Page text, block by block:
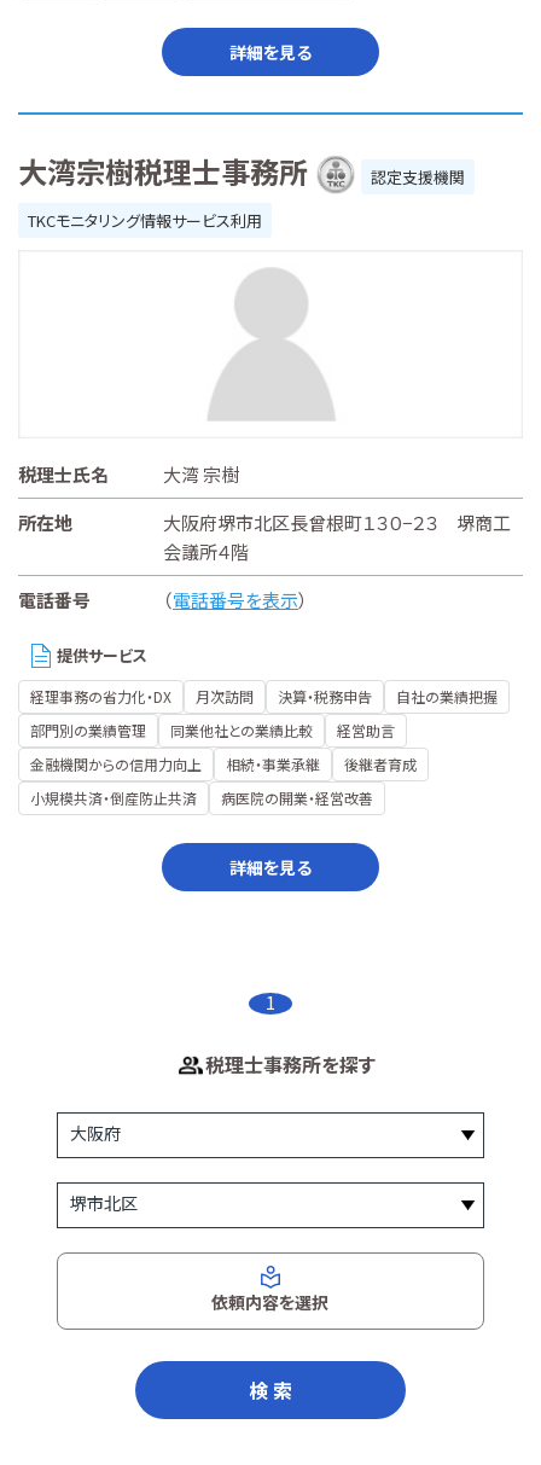
詳細を見る
大湾宗樹税理士事務所
認定支援機関
TKCモニタリング情報サービス利用
税理士氏名
大湾 宗樹
所在地
大阪府堺市北区長曾根町１３０−２３ 堺商工
会議所４階
電話番号
（電話番号を表示）
提供サービス
経理事務の省力化・DX 月次訪問 決算・税務申告
自社の業績把握
部門別の業績管理
同業他社との業績比較
経営助言
金融機関からの信用力向上
相続・事業承継
後継者育成
小規模共済・倒産防止共済
病医院の開業・経営改善
詳細を見る
1
税理士事務所を探す
依頼内容を選択
検 索